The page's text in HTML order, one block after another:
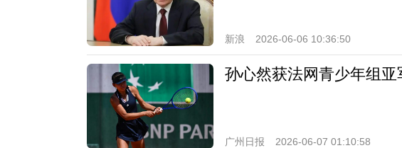
新浪 2026-06-06 10:36:50
孙心然获法网青少年组
广州日报 2026-06-07 01:10:58